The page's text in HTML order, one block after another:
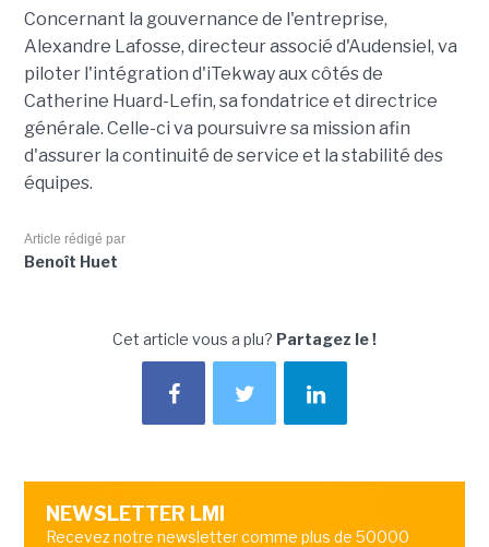
Concernant la gouvernance de l'entreprise,
Alexandre Lafosse, directeur associé d'Audensiel, va
piloter l'intégration d'iTekway aux côtés de
Catherine Huard-Lefin, sa fondatrice et directrice
générale. Celle-ci va poursuivre sa mission afin
d'assurer la continuité de service et la stabilité des
équipes.
Article rédigé par
Benoît Huet
Cet article vous a plu? Partagez le !
NEWSLETTER LMI
Recevez notre newsletter comme plus de 50000